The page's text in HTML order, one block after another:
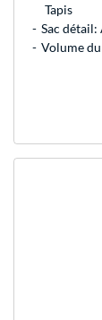
Tapis
Sac détail:
Volume